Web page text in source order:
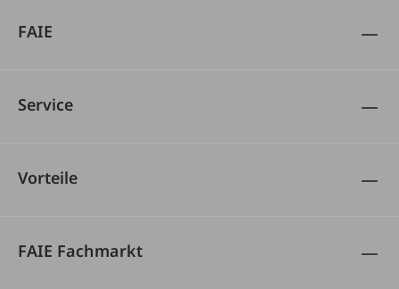
FAIE
Service
Vorteile
FAIE Fachmarkt